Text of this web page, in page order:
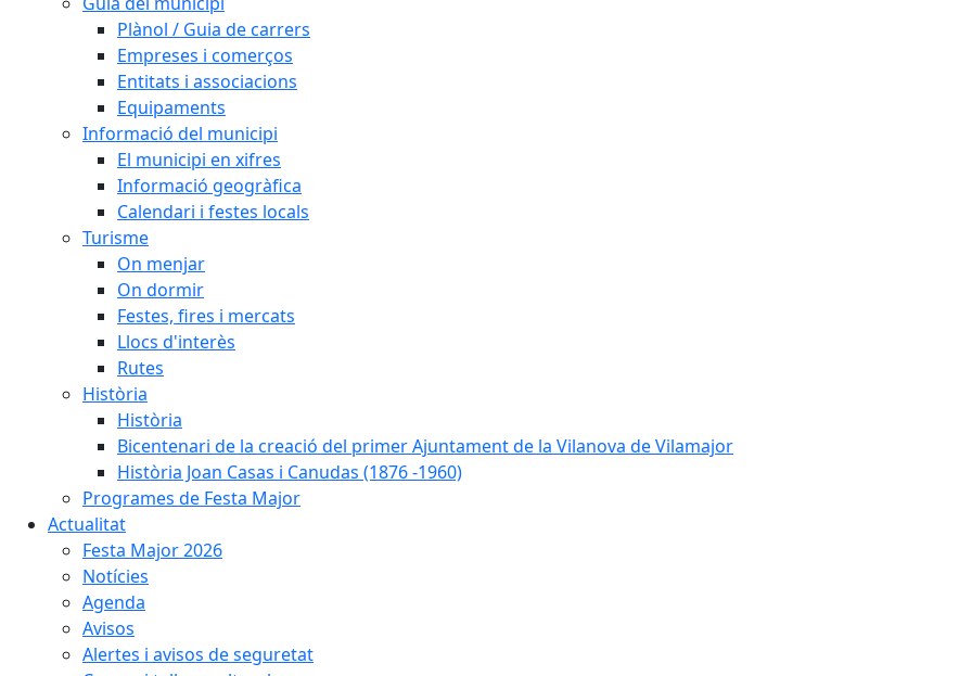
Plànol / Guia de carrers
Empreses i comerços
Entitats i associacions
Equipaments
Informació del municipi
El municipi en xifres
Informació geogràfica
Calendari i festes locals
Turisme
On menjar
On dormir
Festes, fires i mercats
Llocs d'interès
Rutes
Història
Història
Bicentenari de la creació del primer Ajuntament de la Vilanova de Vilamajor
Història Joan Casas i Canudas (1876 -1960)
Programes de Festa Major
Actualitat
Festa Major 2026
Notícies
Agenda
Avisos
Alertes i avisos de seguretat